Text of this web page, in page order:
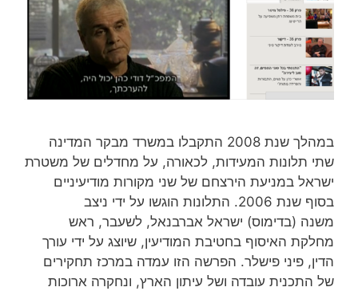
במהלך שנת 2008 התקבלו במשרד מבקר המדינה
שתי תלונות המעידות, לכאורה, על מחדלים של משטרת
ישראל במניעת הירצחם של שני מקורות מודיעיניים
בסוף שנת 2006. התלונות הוגשו על ידי ניצב
משנה (בדימוס) ישראל אברבנאל, לשעבר, ראש
מחלקת האיסוף בחטיבת המודיעין, שיוצג על ידי עורך
הדין, פיני פישלר. הפרשה הזו עמדה במרכז תחקירים
של התכנית עובדה ושל עיתון הארץ, ונחקרה ארוכות